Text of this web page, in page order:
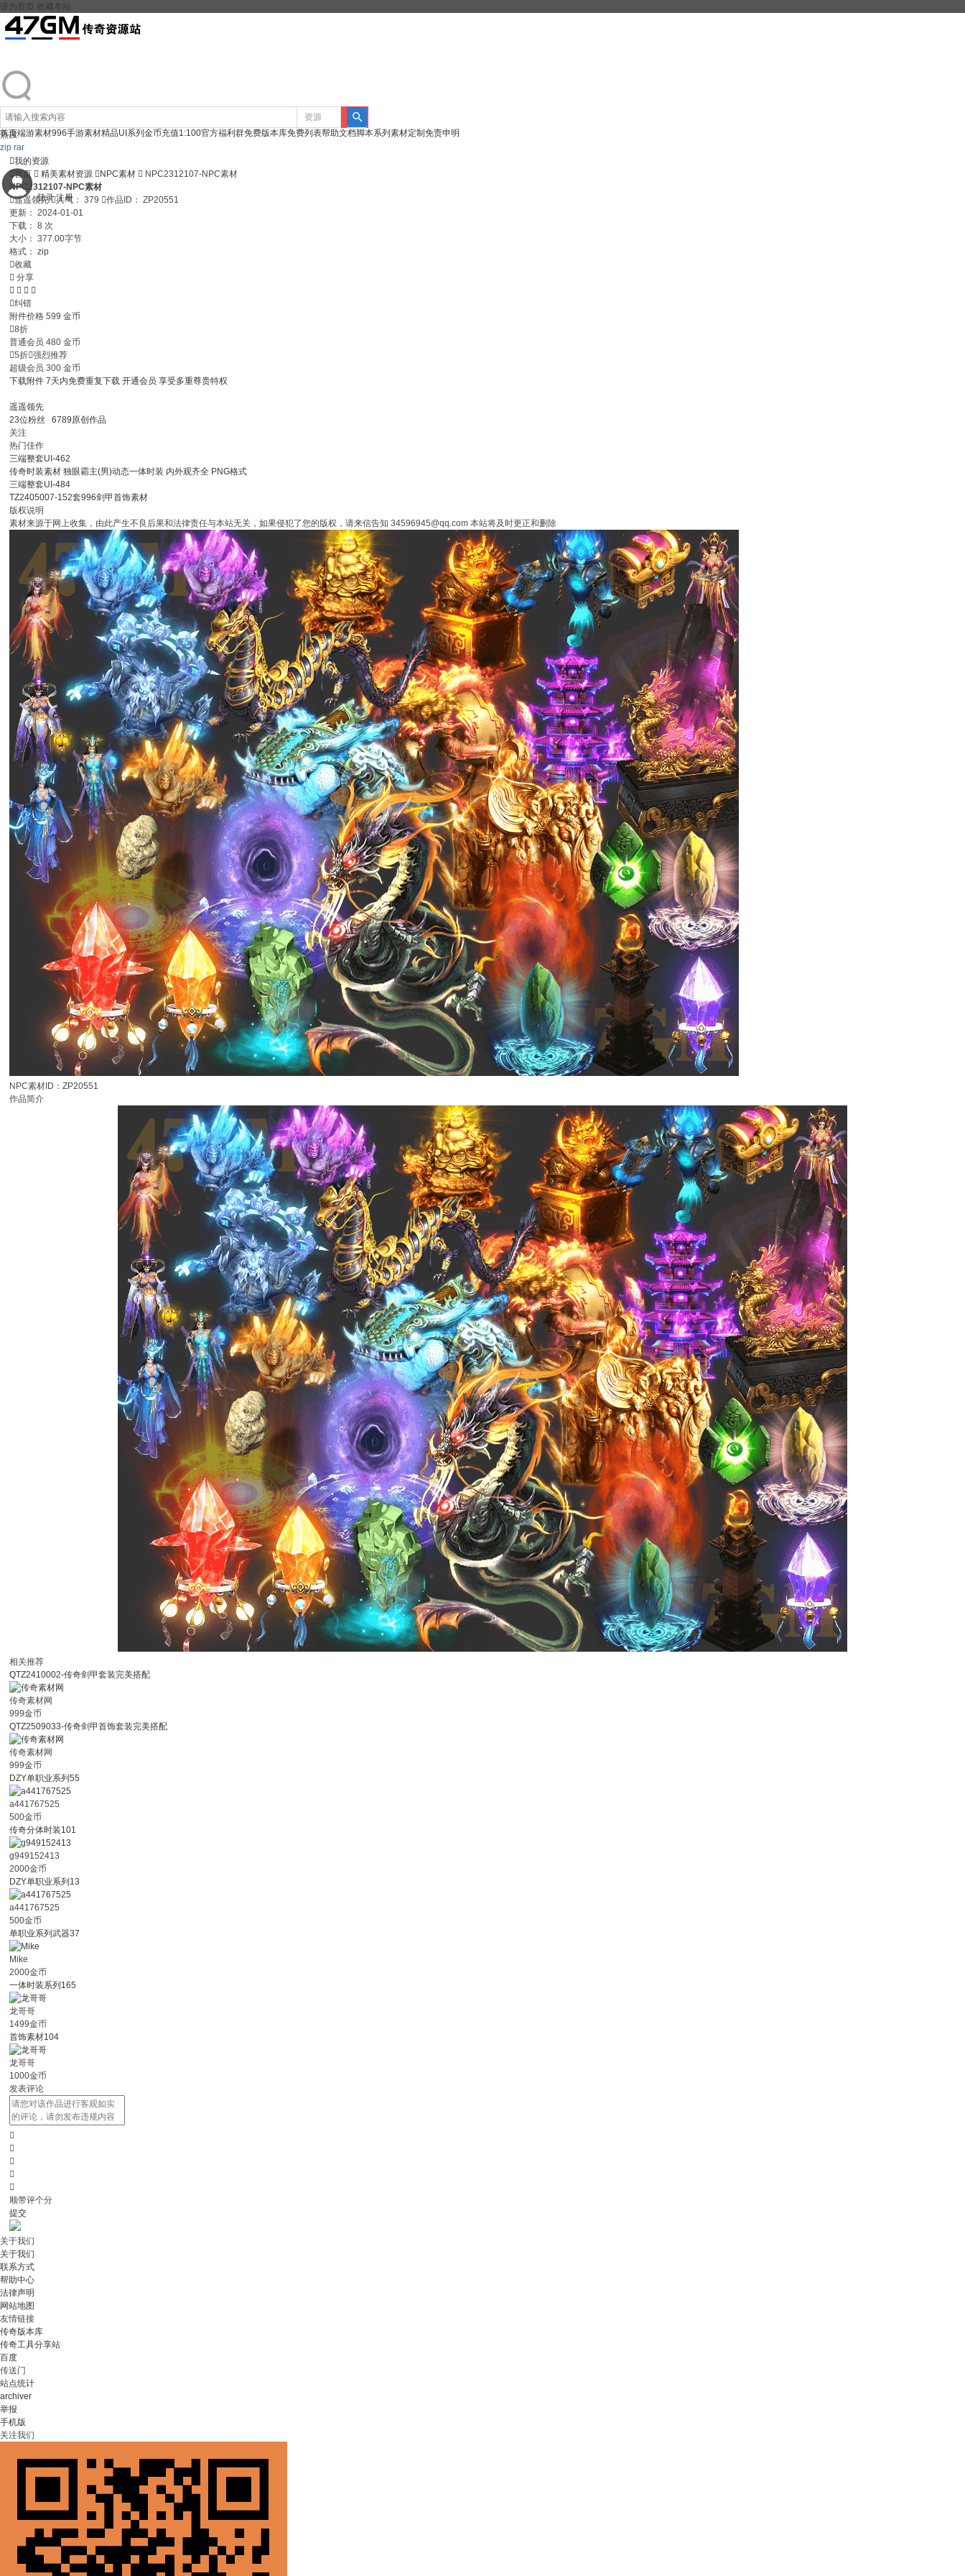
设为首页 收藏本站
资源
搜
热搜:
zip rar
登录 注册
首页端游素材996手游素材精品UI系列 金币充值1:100官方福利群免费版本库免费列表帮助文档脚本系列 素材定制 免责申明
我的资源
首页  精美素材资源  NPC素材  NPC2312107-NPC素材
NPC2312107-NPC素材
遥遥领先 人气：379 作品ID：ZP20551
更新：
2024-01-01
下载：
8 次
大小：
377.00字节
格式：
zip
收藏
 分享
   
纠错
附件价格599 金币
8折
普通会员480 金币
5折强烈推荐
超级会员300 金币
下载附件 7天内免费重复下载 开通会员 享受多重尊贵特权
遥遥领先
23位粉丝 6789原创作品
关注
热门佳作
三端整套UI-462
传奇时装素材 独眼霸主(男)动态一体时装 内外观齐全 PNG格式
三端整套UI-484
TZ2405007-152套996剑甲首饰素材
版权说明
素材来源于网上收集，由此产生不良后果和法律责任与本站无关，如果侵犯了您的版权，请来信告知 34596945@qq.com 本站将及时更正和删除
NPC素材ID：ZP20551
作品简介
相关推荐
QTZ2410002-传奇剑甲套装完美搭配
传奇素材网
999金币
QTZ2509033-传奇剑甲首饰套装完美搭配
传奇素材网
999金币
DZY单职业系列55
a441767525
500金币
传奇分体时装101
g949152413
2000金币
DZY单职业系列13
a441767525
500金币
单职业系列武器37
Mike
2000金币
一体时装系列165
龙哥哥
1499金币
首饰素材104
龙哥哥
1000金币
发表评论





顺带评个分
提交
关于我们
关于我们
联系方式
帮助中心
法律声明
网站地图
友情链接
传奇版本库
传奇工具分享站
百度
传送门
站点统计
archiver
举报
手机版
关注我们